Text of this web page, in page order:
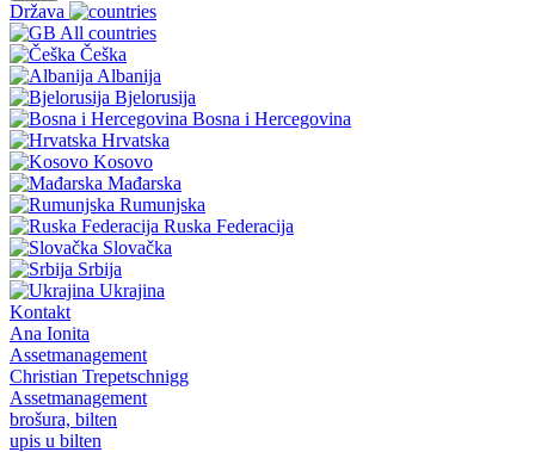
Država
All countries
Češka
Albanija
Bjelorusija
Bosna i Hercegovina
Hrvatska
Kosovo
Mađarska
Rumunjska
Ruska Federacija
Slovačka
Srbija
Ukrajina
Kontakt
Ana Ionita
Assetmanagement
Christian Trepetschnigg
Assetmanagement
brošura, bilten
upis u bilten